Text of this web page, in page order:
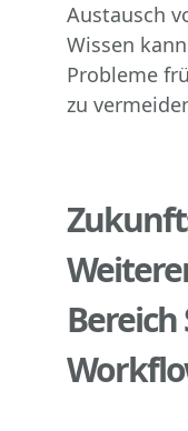
Austausch
Wissen
Probleme
zu